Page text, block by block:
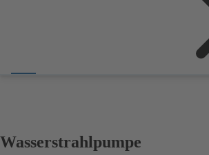
Wasserstrahlpumpe